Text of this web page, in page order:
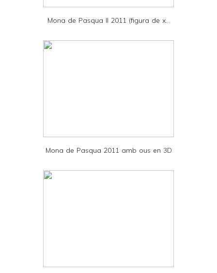
d
Mona de Pasqua II 2011 (figura de x...
Mona de Pasqua 2011 amb ous en 3D